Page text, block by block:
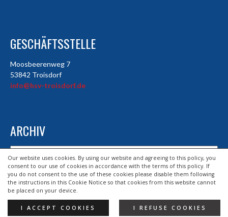
Our website uses cookies. By using our website and agreeing to this policy, you
consent to our use of cookies in accordance with the terms of this policy. If
you do not consent to the use of these cookies please disable them following
the instructions in this Cookie Notice so that cookies from this website cannot
be placed on your device.
I ACCEPT COOKIES I REFUSE COOKIES
GESCHÄFTSSTELLE
Moosbeerenweg 7
53842 Troisdorf
info@hsv-troisdorf.de
ARCHIV
Archiv
© 2026 HSV TROISDORF E.V.
DESIGND BY HSV TROISDORF E.V.